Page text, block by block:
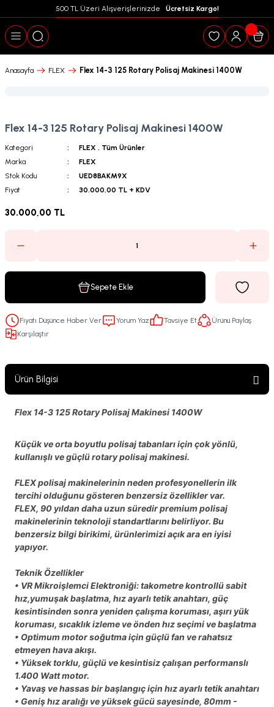
500 TL Üzeri Alışverişlerinizde Ücretsiz Kargo!
Geri Dön
Anasayfa FLEX Flex 14-3 125 Rotary Polisaj Makinesi 1400W
Flex 14-3 125 Rotary Polisaj Makinesi 1400W
Kategori FLEX , Tüm Ürünler
Marka
FLEX
Stok Kodu
UED8BAKM9X
Fiyat
30.000,00 TL + KDV
30.000,00 TL
Sepete Ekle
Fiyatı Düşünce Haber Ver Yorum Yaz Tavsiye Et
Ürünü Paylaş
Karşılaştır
Ürün Bilgisi
Flex 14-3 125 Rotary Polisaj Makinesi 1400W
Küçük ve orta boyutlu polisaj tabanları için çok yönlü,
kullanışlı ve güçlü rotary polisaj makinesi.
FLEX polisaj makinelerinin neden profesyonellerin ilk
tercihi olduğunu gösteren benzersiz özellikler var.
FLEX, 90 yıldan daha uzun süredir premium polisaj
makinelerinin teknoloji standartlarını belirliyor. Bu
benzersiz bilgi birikimi, ürünlerimizi açık ara en iyisi
yapıyor.
Teknik Özellikler
• VR Mikroişlemci Elektroniği: takometre kontrollü sabit
hız,yumuşak başlatma, hız ayarlı tetik anahtarı, güç
kesintisinden sonra yeniden çalışma koruması, aşırı yük
koruması, sıcaklık izleme ve önden hız seçimi ve başlatma
• Optimum motor soğutma için güçlü fan ve rahatsız
etmeyen hava akışı.
• Yüksek torklu, güçlü ve kesintisiz çalışan performanslı
1.400 Watt motor.
• Yavaş ve hassas bir başlangıç için hız ayarlı tetik anahtarı
• Geniş hız aralığı ve yüksek gücü sayesinde, 80mm -